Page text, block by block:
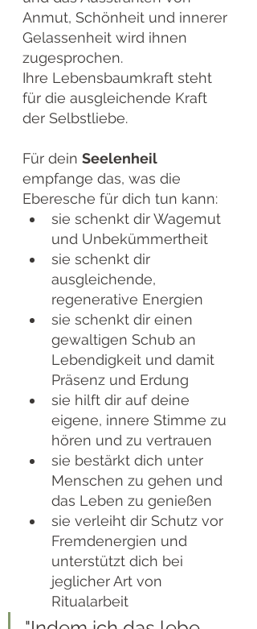
Anmut, Schönheit und innerer
Gelassenheit wird ihnen
zugesprochen.
Ihre Lebensbaumkraft steht
für die ausgleichende Kraft
der Selbstliebe.
Für dein Seelenheil
empfange das, was die
Eberesche für dich tun kann:
sie schenkt dir Wagemut
und Unbekümmertheit
sie schenkt dir
ausgleichende,
regenerative Energien
sie schenkt dir einen
gewaltigen Schub an
Lebendigkeit und damit
Präsenz und Erdung
sie hilft dir auf deine
eigene, innere Stimme zu
hören und zu vertrauen
sie bestärkt dich unter
Menschen zu gehen und
das Leben zu genießen
sie verleiht dir Schutz vor
Fremdenergien und
unterstützt dich bei
jeglicher Art von
Ritualarbeit